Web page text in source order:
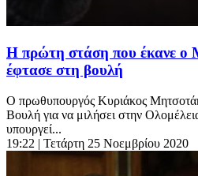
Η πρώτη στάση που έκανε ο
έφτασε στη βουλή
Ο πρωθυπουργός Κυριάκος
Βουλή για να μιλήσει στην
υπουργεί...
19:22 | Τετάρτη 25 Νοεμβρίου 2020